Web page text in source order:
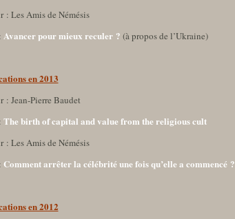
: Les Amis de Némésis
Avancer pour mieux reculer ? (à propos de l’Ukraine)
en 2013
: Jean-Pierre Baudet
The birth of capital and value from the religious cult
: Les Amis de Némésis
Comment arrêter la célébrité une fois qu’elle a commencé ?
en 2012